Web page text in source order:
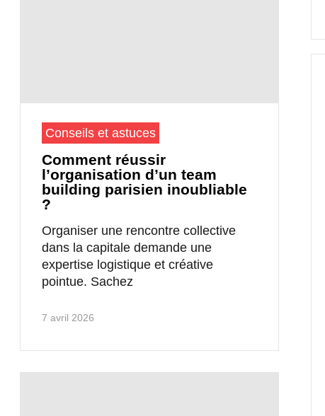
Conseils et astuces
Comment réussir
l’organisation d’un team
building parisien inoubliable
?
Organiser une rencontre collective
dans la capitale demande une
expertise logistique et créative
pointue. Sachez
7 avril 2026